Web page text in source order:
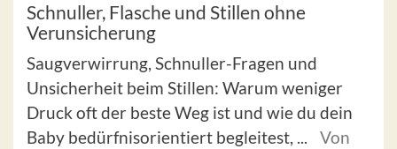
Schnuller, Flasche und Stillen ohne
Verunsicherung
Saugverwirrung, Schnuller-Fragen und
Unsicherheit beim Stillen: Warum weniger
Druck oft der beste Weg ist und wie du dein
Baby bedürfnisorientiert begleitest, ...
Von